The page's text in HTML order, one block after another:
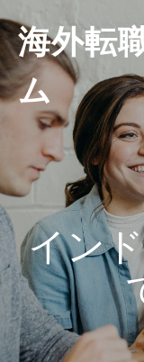
海外転
ム
イン